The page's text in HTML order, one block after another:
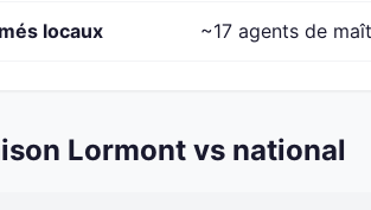
locaux ~17 agents de
Lormont vs national